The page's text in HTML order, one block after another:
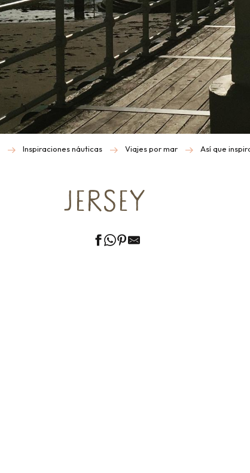
Inspiraciones náuticas Viajes por mar Así que
JERSEY